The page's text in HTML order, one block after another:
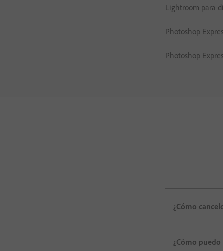
Lightroom para
Photoshop
Photoshop
¿Cómo
¿Cómo